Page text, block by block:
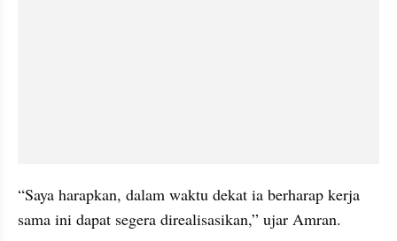
“Saya harapkan, dalam waktu dekat ia berharap kerja
sama ini dapat segera direalisasikan,” ujar Amran.